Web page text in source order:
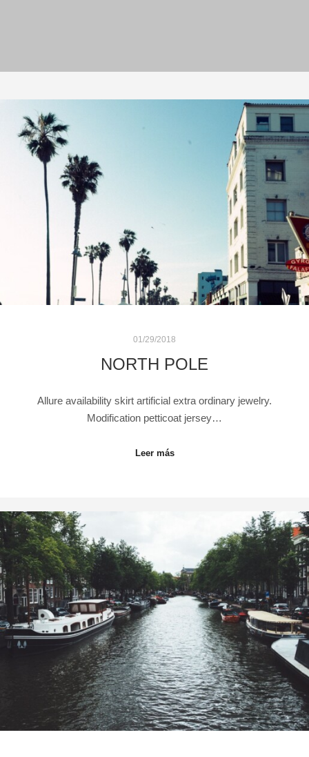
01/29/2018
NORTH POLE
Allure availability skirt artificial extra ordinary jewelry.
Modification petticoat jersey…
Leer más